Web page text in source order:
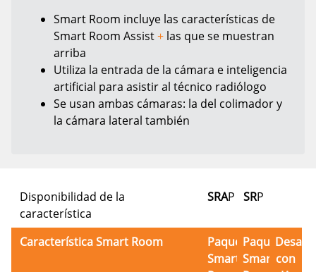
Smart Room incluye las características de
Smart Room Assist+ las que se muestran
arriba
Utiliza la entrada de la cámara e inteligencia
artificial para asistir al técnico radiólogo
Se usan ambas cámaras: la del colimador y
la cámara lateral también
Disponibilidad de la
característica
SRAP SRP
Característica Smart Room
Paquete
Smart
Paquete
Smart con